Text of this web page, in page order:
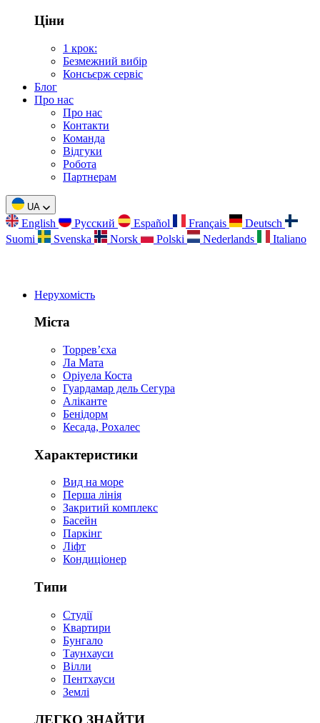
Ціни
1 крок:
Безмежний вибір
Консьєрж сервіс
Блог
Про нас
Про нас
Контакти
Команда
Відгуки
Робота
Партнерам
UA
English Русский Español Français
Deutsch
Suomi
Svenska Norsk Polski Nederlands Italiano
Нерухомість
Міста
Торревʼєха
Ла Мата
Оріуела Коста
Гуардамар дель Сегура
Аліканте
Бенідорм
Кесада, Рохалес
Характеристики
Вид на море
Перша лінія
Закритий комплекс
Басейн
Паркінг
Ліфт
Кондиціонер
Типи
Студії
Квартири
Бунгало
Таунхауси
Вілли
Пентхауси
Землі
ЛЕГКО ЗНАЙТИ